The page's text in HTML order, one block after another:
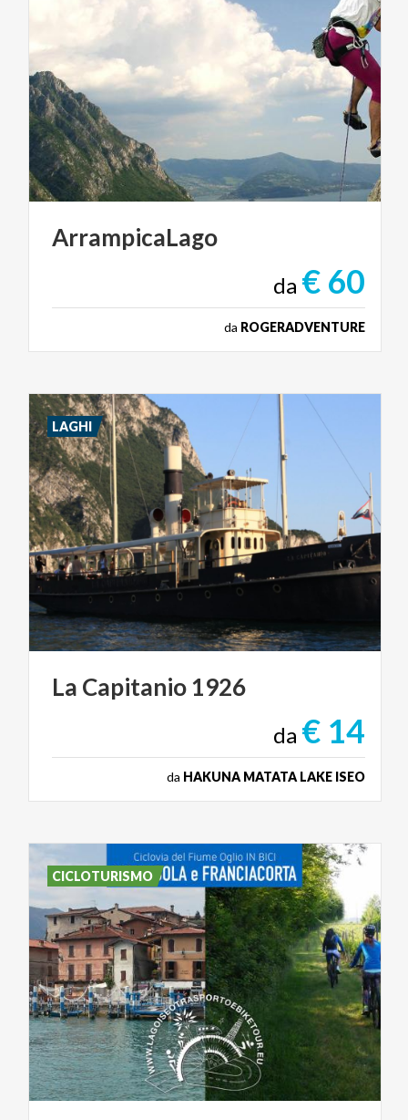
ArrampicaLago
da € 60
da ROGERADVENTURE
La Capitanio 1926
da € 14
da HAKUNA MATATA LAKE ISEO
LAGHI
CICLOTURISMO